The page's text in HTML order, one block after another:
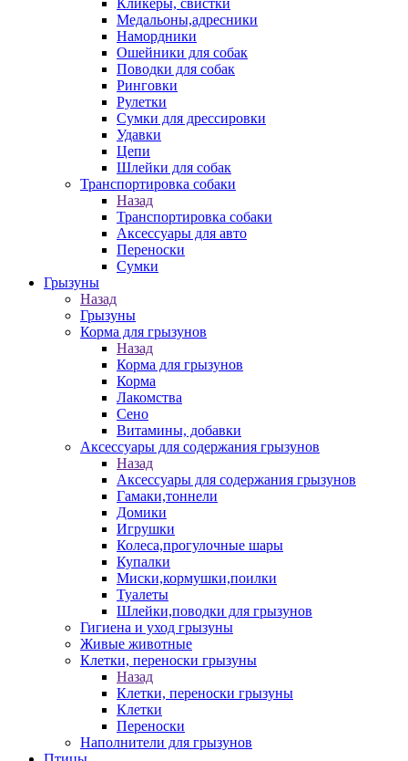
Кликеры, свистки
Медальоны,адресники
Намордники
Ошейники для собак
Поводки для собак
Ринговки
Рулетки
Сумки для дрессировки
Удавки
Цепи
Шлейки для собак
Транспортировка собаки
Назад
Транспортировка собаки
Аксессуары для авто
Переноски
Сумки
Грызуны
Назад
Грызуны
Корма для грызунов
Назад
Корма для грызунов
Корма
Лакомства
Сено
Витамины, добавки
Аксессуары для содержания грызунов
Назад
Аксессуары для содержания грызунов
Гамаки,тоннели
Домики
Игрушки
Колеса,прогулочные шары
Купалки
Миски,кормушки,поилки
Туалеты
Шлейки,поводки для грызунов
Гигиена и уход грызуны
Живые животные
Клетки, переноски грызуны
Назад
Клетки, переноски грызуны
Клетки
Переноски
Наполнители для грызунов